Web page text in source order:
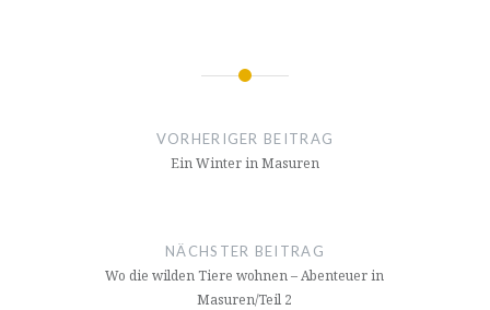
Beitragsnavigation
VORHERIGER BEITRAG
Ein Winter in Masuren
NÄCHSTER BEITRAG
Wo die wilden Tiere wohnen – Abenteuer in
Masuren/Teil 2